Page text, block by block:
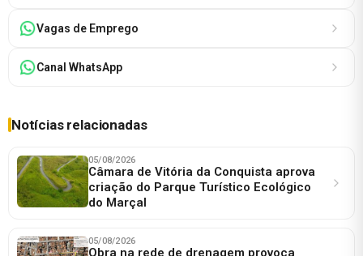
Vagas de Emprego
Canal WhatsApp
Notícias relacionadas
05/08/2026
Câmara de Vitória da Conquista aprova
criação do Parque Turístico Ecológico
do Marçal
05/08/2026
Obra na rede de drenagem provoca